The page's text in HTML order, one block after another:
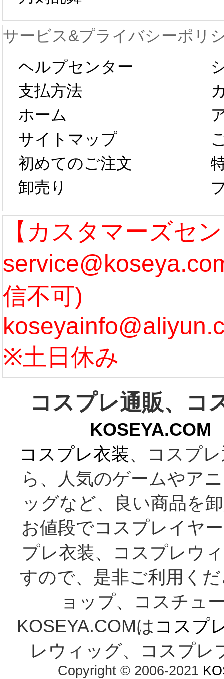
が一時停止いた
します。 2月5日
以後のご注文
は、2月25日か
らコスプレ制
作、発送予定と
なります。 ...
[more]
プレ
新春
字半
第二
たし
ル期
まで
う...
サービス&プライバシーポリ
ヘルプセンター
支払方法
ホーム
サイトマップ
初めてのご注文
卸売り
【カスタマーズセ
信不可)
※土日休み
コスプレ通販、コ
コスプレ衣装、コスプ
ら、人気のゲームやア
ッグなど、良い商品を
お値段でコスプレイヤ
プレ衣装、コスプレウ
すので、是非ご利用く
ョップ、コスチュ
KOSEYA.COMは コスプ
レウィッグ、コスプレ
Copyright © 2006-2021